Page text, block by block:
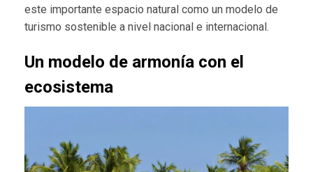
este importante espacio natural como un modelo de
turismo sostenible a nivel nacional e internacional.
Un modelo de armonía con el
ecosistema